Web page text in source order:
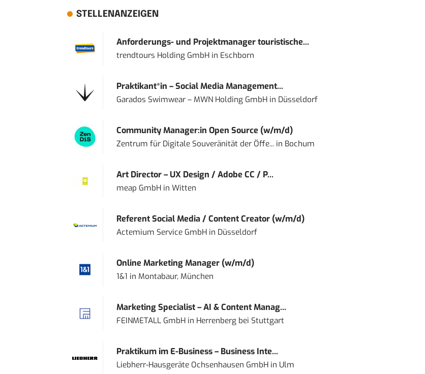
STELLENANZEIGEN
Anforderungs- und Projektmanager touristische...
trendtours Holding GmbHin Eschborn
Praktikant*in – Social Media Management...
Garados Swimwear – MWN Holding GmbHin Düsseldorf
Community Manager:in Open Source (w/m/d)
Zentrum für Digitale Souveränität der Öffe...in Bochum
Art Director – UX Design / Adobe CC / P...
meap GmbHin Witten
Referent Social Media / Content Creator (w/m/d)
Actemium Service GmbHin Düsseldorf
Online Marketing Manager (w/m/d)
1&1 in Montabaur, München
Marketing Specialist – AI & Content Manag...
FEINMETALL GmbHin Herrenberg bei Stuttgart
Praktikum im E-Business – Business Inte...
Liebherr-Hausgeräte Ochsenhausen GmbHin Ulm